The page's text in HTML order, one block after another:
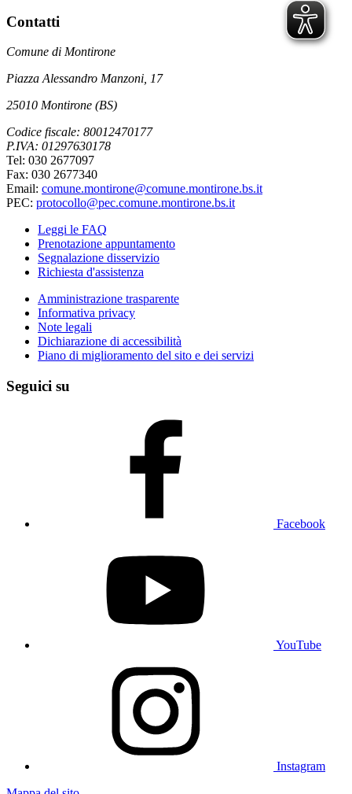
Contatti
Comune di Montirone
Piazza Alessandro Manzoni, 17
25010 Montirone (BS)
Codice fiscale: 80012470177
P.IVA: 01297630178
Tel: 030 2677097
Fax: 030 2677340
Email: comune.montirone@comune.montirone.bs.it
PEC: protocollo@pec.comune.montirone.bs.it
Leggi le FAQ
Prenotazione appuntamento
Segnalazione disservizio
Richiesta d'assistenza
Amministrazione trasparente
Informativa privacy
Note legali
Dichiarazione di accessibilità
Piano di miglioramento del sito e dei servizi
Seguici su
Facebook
YouTube
Instagram